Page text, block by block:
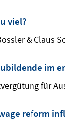
viel?
& Claus
im
für
reform